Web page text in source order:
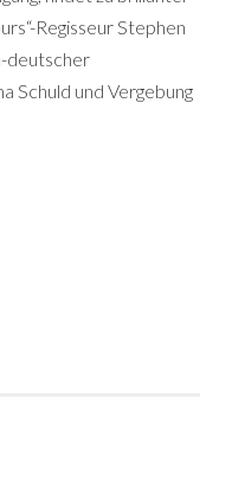
Regisseur Stephen
deutscher
Schuld und Vergebung